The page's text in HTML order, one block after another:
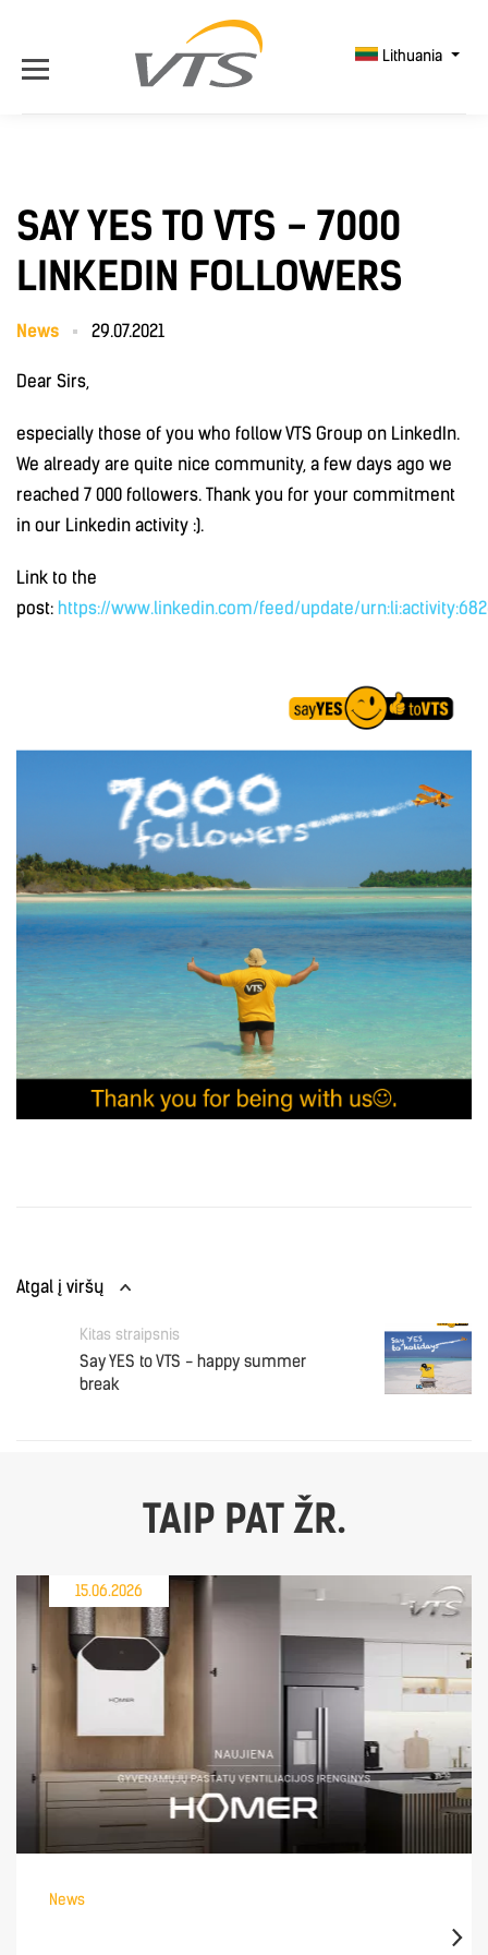
Lithuania
SAY YES TO VTS - 7000
LINKEDIN FOLLOWERS
News 29.07.2021
Dear Sirs,
especially those of you who follow VTS Group on LinkedIn.
We already are quite nice community, a few days ago we
reached 7 000 followers. Thank you for your commitment
in our Linkedin activity :).
Link to the
post: https://www.linkedin.com/feed/update/
Atgal į viršų
Kitas straipsnis
Say YES to VTS - happy summer
break
TAIP PAT ŽR.
15.06.2026
News